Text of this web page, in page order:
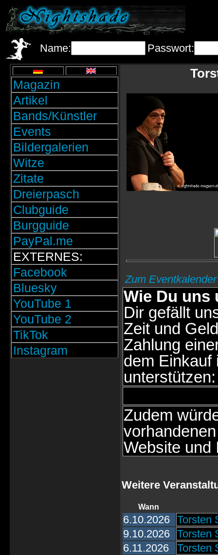
Name: Passwort:
Magazin
Artikel
Bands/Künstler
Events
Bildergalerien
Witze
Zitate
Dreierpasch
Clubguide
Burgguide
PayPal.me
EXTERNES:
Facebook
Bluesky
YouTube 1
YouTube 2
TikTok
Instagram
Zum Eventkalender
Wie Du uns
Dir gefällt
Zeit und
Zahlung
dem Einkauf
unterstützen:
Zudem
Website und
Weitere
Wann
6.10.2026
Torsten
9.10.2026
Torsten
6.11.2026
Torsten